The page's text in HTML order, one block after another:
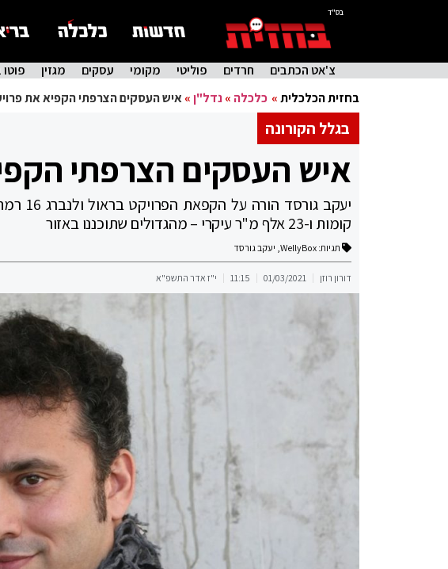
בס"ד
צ'אט הכתבים חרדים פוליטי מקומי עסקים מגזין
בחזית הכלכלית» כלכלה »נדל"ן»איש העסקים הצרפתי הקפיא את
בגלל הקורונה
איש העסקים הצרפתי
קומות ו-23 אלף מ"ר עיקרי – מהגדולים שתוכננו באזור
תגיות: WellyBox
, יעקב גורסד
דורון רוזן 01/03/2021
11:15 י"ז אדר התשפ"א